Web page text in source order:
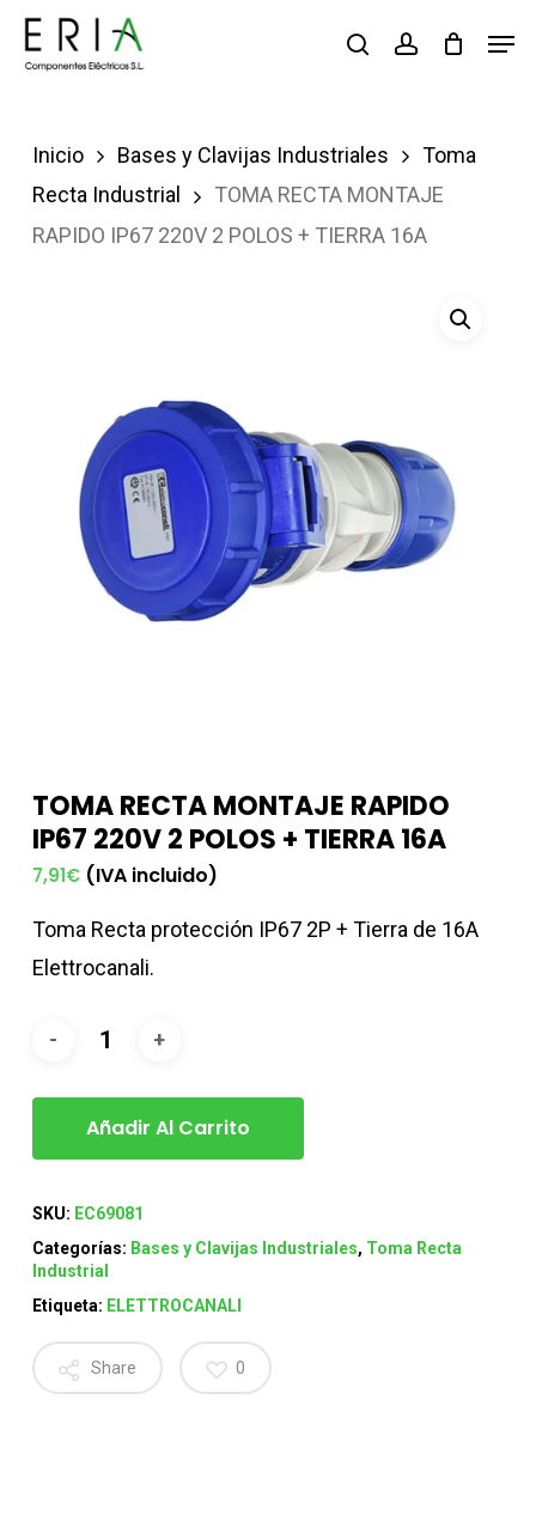
Saltar
buscaraccount
Inicio Bases y Clavijas Industriales
Toma
Recta Industrial
TOMA RECTA MONTAJE
RAPIDO IP67 220V 2 POLOS + TIERRA 16A
TOMA RECTA MONTAJE RAPIDO
IP67 220V 2 POLOS + TIERRA 16A
7,91€ (IVA incluido)
Toma Recta protección IP67 2P + Tierra de 16A
Elettrocanali.
Añadir Al Carrito
SKU: EC69081
Categorías: Bases y Clavijas Industriales, Toma Recta
Industrial
Etiqueta: ELETTROCANALI
Share 0